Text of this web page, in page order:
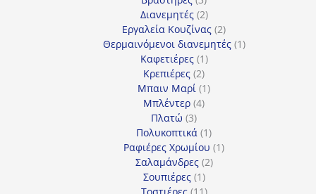
προϊόντα
Διανεμητές 22
προϊόντα
Εργαλεία Κουζίνας 22
προϊόντα
Θερμαινόμενοι διανεμητές 11
Καφετιέρες 11
προϊόν
Κρεπιέρες 22
προϊόντα
Μπαιν Μαρί 11
Μπλέντερ 44
Πλατώ 33
προϊόντα
Πολυκοπτικά 11
προϊόν
Ραφιέρες Χρωμίου 11
Σαλαμάνδρες 22
Σουπιέρες 11
προϊόν
Τοστιέρες 1111